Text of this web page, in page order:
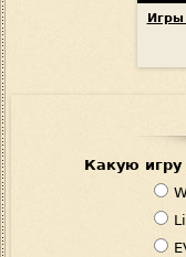
Игры
Какую игру
В
а
р